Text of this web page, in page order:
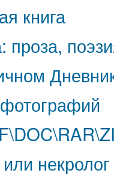
книга
проза,
некролог